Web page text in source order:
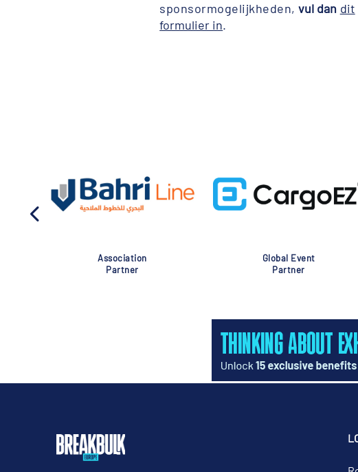
sponsormogelijkheden,vul dan dit
formulier in.
Association
Partner
Global Event
Partner